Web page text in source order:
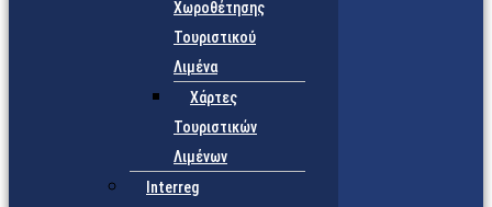
Χωροθέτησης
Τουριστικού
Λιμένα
Χάρτες
Τουριστικών
Λιμένων
Interreg